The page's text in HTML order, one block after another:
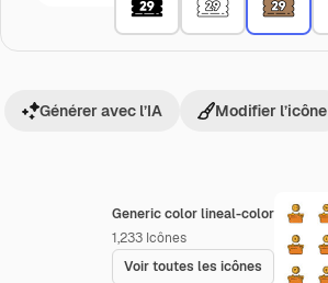
Generic color lineal-color
1,233 Icônes
Voir toutes les icônes
Générer avec l’IA Modifier l’icône